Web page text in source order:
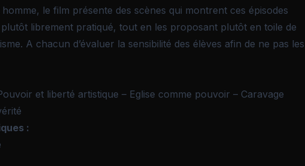
homme, le film présente des scènes qui montrent ces épisodes
plutôt librement pratiqué, tout en les proposant plutôt en toile de
A chacun d’évaluer la sensibilité des élèves afin de ne pas les
et liberté artistique – Eglise comme pouvoir – Caravage
: